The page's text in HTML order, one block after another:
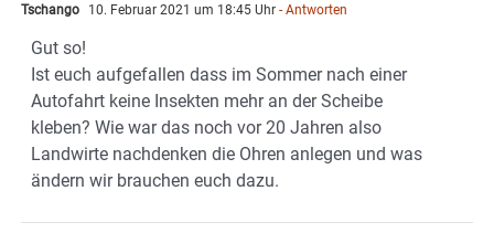
Tschango 10. Februar 2021 um 18:45 Uhr - Antworten
Gut so!
Ist euch aufgefallen dass im Sommer nach einer
Autofahrt keine Insekten mehr an der Scheibe
kleben? Wie war das noch vor 20 Jahren also
Landwirte nachdenken die Ohren anlegen und was
ändern wir brauchen euch dazu.